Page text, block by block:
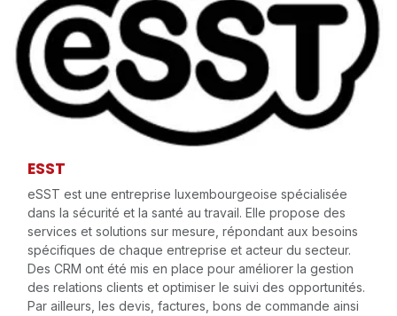
ESST
eSST est une entreprise luxembourgeoise spécialisée
dans la sécurité et la santé au travail. Elle propose des
services et solutions sur mesure, répondant aux besoins
spécifiques de chaque entreprise et acteur du secteur.
Des CRM ont été mis en place pour améliorer la gestion
des relations clients et optimiser le suivi des opportunités.
Par ailleurs, les devis, factures, bons de commande ainsi